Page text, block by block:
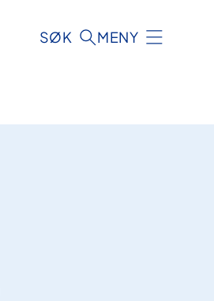
SØK MENY